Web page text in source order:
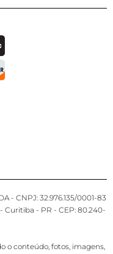
- CNPJ: 32.976.135/0001-83
Curitiba - PR - CEP: 80.240-
o conteúdo, fotos, imagens,